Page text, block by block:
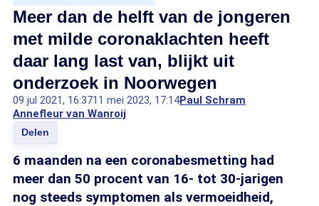
Meer dan de helft van de jongeren
met milde coronaklachten heeft
daar lang last van, blijkt uit
onderzoek in Noorwegen
09 jul 2021, 16:3711 mei 2023, 17:14Paul Schram
Annefleur van Wanroij
Delen
6 maanden na een coronabesmetting had
meer dan 50 procent van 16- tot 30-jarigen
nog steeds symptomen als vermoeidheid,